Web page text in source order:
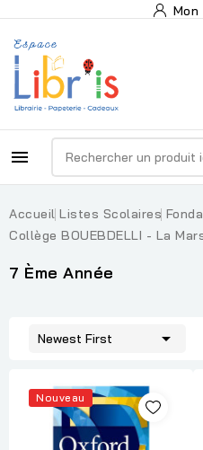
Mon

Accueil Listes Scolaires
Collège BOUEBDELLI - La
7 Ème Année
Newest First 
Nouveau